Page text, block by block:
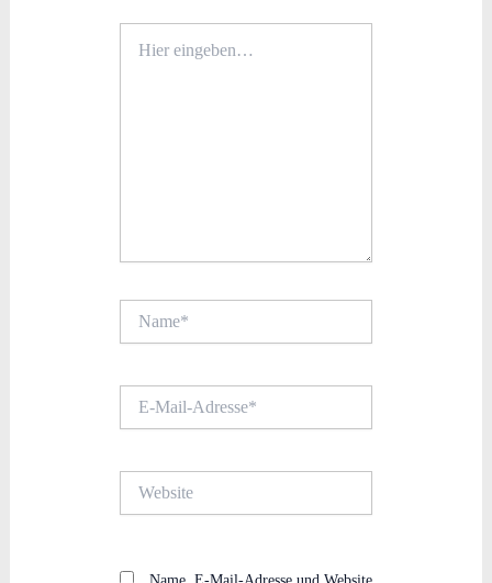
eingeben…
Mail-